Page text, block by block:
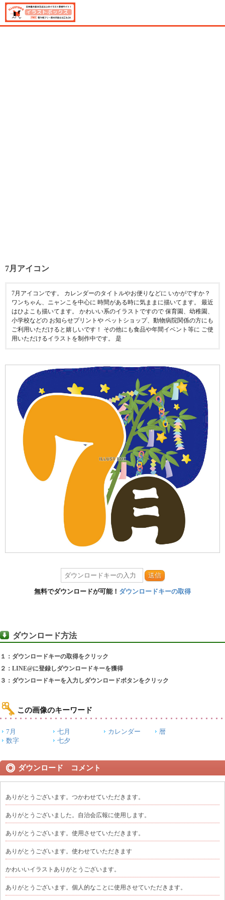
7月アイコン
7月アイコンです。 カレンダーのタイトルやお便りなどに いかがですか？
ワンちゃん、ニャンこを中心に 時間がある時に気ままに描いてます。 最近
はひよこも描いてます。 かわいい系のイラストですので 保育園、幼稚園、
小学校などの お知らせプリントや ペットショップ、動物病院関係の方にも
ご利用いただけると嬉しいです！ その他にも食品や年間イベント等に ご使
用いただけるイラストを制作中です。 是
送信
無料でダウンロードが可能！ ダウンロードキーの取得
ダウンロード方法
１：ダウンロードキーの取得をクリック
２：LINE@に登録しダウンロードキーを獲得
３：ダウンロードキーを入力しダウンロードボタンをクリック
この画像のキーワード
7月 七月 カレンダー
暦
数字
七夕
ダウンロード コメント
ありがとうございます。つかわせていただきます。
ありがとうございました。自治会広報に使用します。
ありがとうございます。使用させていただきます。
ありがとうございます。使わせていただきます
かわいいイラストありがとうございます。
ありがとうございます。個人的なことに使用させていただきます。